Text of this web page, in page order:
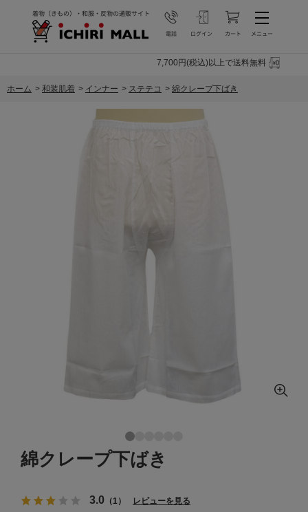
7,700円(税込)以上で送料無料
ホーム > 和装肌着 > インナー > ステテコ > 綿クレープ下ばき
綿クレープ下ばき
3.0 （1） レビューを見る